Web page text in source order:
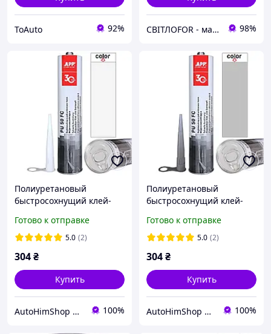
ToAuto 92% СВІТЛОFOR - магазин автомобільних лакофарбових матеріалів та супутнього товару для ремонту авто. 98%
Полиуретановый
быстросохнущий клей-
50 Fast Cure 310мл
Готово к отправке
5.0 (2)
304₴
Купить
AutoHimShop интернет-магазин автохимии 100%
Полиуретановый
быстросохнущий клей-
50 Fast Cure 310мл
Готово к отправке
5.0 (2)
304₴
Купить
AutoHimShop интернет-магазин автохимии 100%